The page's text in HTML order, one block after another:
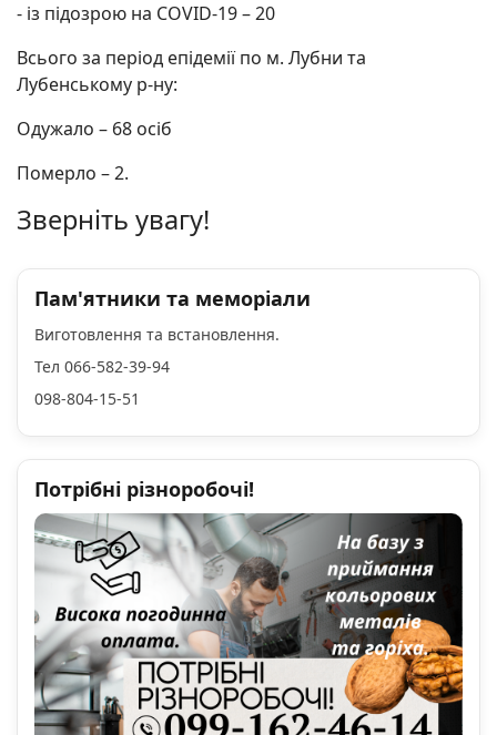
- із підозрою на COVID-19 – 20
Всього за період епідемії по м. Лубни та
Лубенському р-ну:
Одужало – 68 осіб
Померло – 2.
Зверніть увагу!
Пам'ятники та меморіали
Виготовлення та встановлення.
Тел 066-582-39-94
098-804-15-51
Потрібні різноробочі!